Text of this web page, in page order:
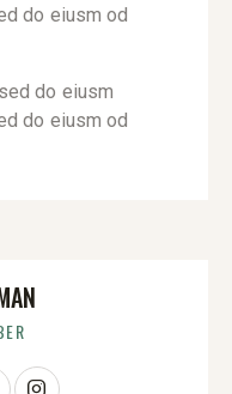
do eiusm od
do eiusm
do eiusm od